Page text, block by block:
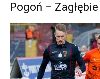
Pogoń – Zagłębie